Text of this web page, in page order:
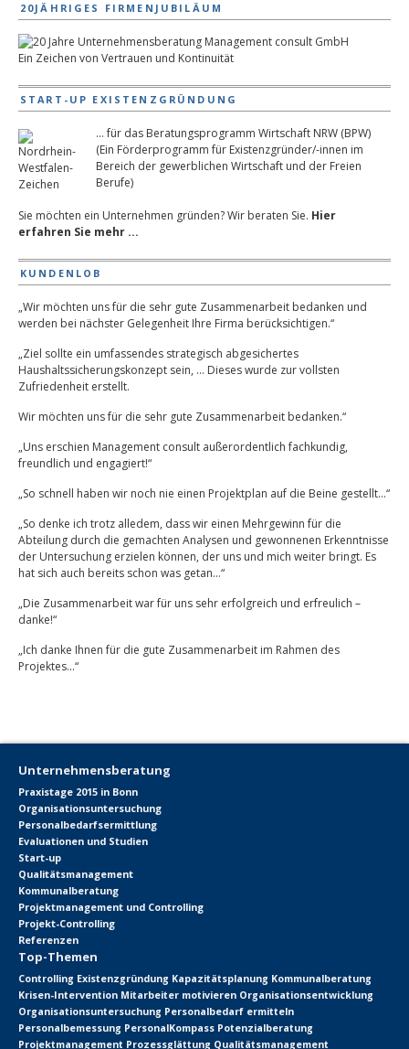
20JÄHRIGES FIRMENJUBILÄUM
Ein Zeichen von Vertrauen und Kontinuität
START-UP EXISTENZGRÜNDUNG
... für das Beratungsprogramm Wirtschaft NRW (BPW)
(Ein Förderprogramm für Existenzgründer/-innen im
Bereich der gewerblichen Wirtschaft und der Freien
Berufe)
Sie möchten ein Unternehmen gründen? Wir beraten Sie. Hier
erfahren Sie mehr ...
KUNDENLOB
„Wir möchten uns für die sehr gute Zusammenarbeit bedanken und
werden bei nächster Gelegenheit Ihre Firma berücksichtigen.“
„Ziel sollte ein umfassendes strategisch abgesichertes
Haushaltssicherungskonzept sein, … Dieses wurde zur vollsten
Zufriedenheit erstellt.
Wir möchten uns für die sehr gute Zusammenarbeit bedanken.“
„Uns erschien Management consult außerordentlich fachkundig,
freundlich und engagiert!“
„So schnell haben wir noch nie einen Projektplan auf die Beine gestellt…“
„So denke ich trotz alledem, dass wir einen Mehrgewinn für die
Abteilung durch die gemachten Analysen und gewonnenen Erkenntnisse
der Untersuchung erzielen können, der uns und mich weiter bringt. Es
hat sich auch bereits schon was getan…“
„Die Zusammenarbeit war für uns sehr erfolgreich und erfreulich –
danke!“
„Ich danke Ihnen für die gute Zusammenarbeit im Rahmen des
Projektes…“
Unternehmensberatung
Praxistage 2015 in Bonn
Organisationsuntersuchung
Personalbedarfsermittlung
Evaluationen und Studien
Start-up
Qualitätsmanagement
Kommunalberatung
Projektmanagement und Controlling
Projekt-Controlling
Referenzen
Top-Themen
Controlling Existenzgründung Kapazitätsplanung Kommunalberatung
Krisen-Intervention Mitarbeiter motivieren Organisationsentwicklung
Organisationsuntersuchung Personalbedarf ermitteln
Personalbemessung PersonalKompass Potenzialberatung
Projektmanagement Prozessglättung Qualitätsmanagement